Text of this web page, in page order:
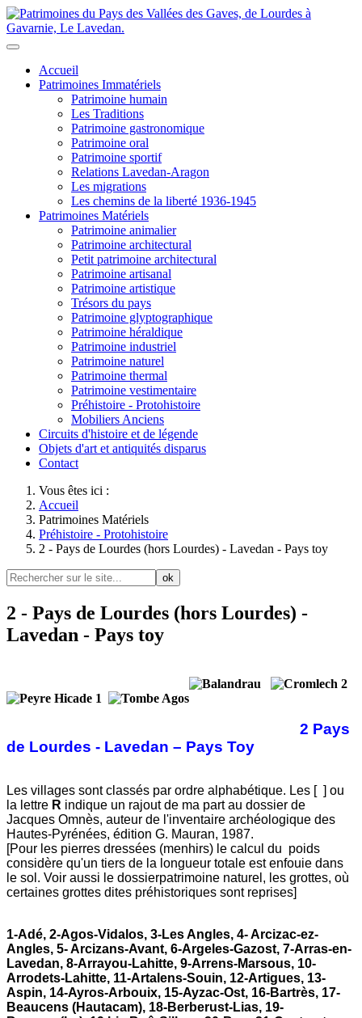
Accueil
Patrimoines Immatériels
Patrimoine humain
Les Traditions
Patrimoine gastronomique
Patrimoine oral
Patrimoine sportif
Relations Lavedan-Aragon
Les migrations
Les chemins de la liberté 1936-1945
Patrimoines Matériels
Patrimoine animalier
Patrimoine architectural
Petit patrimoine architectural
Patrimoine artisanal
Patrimoine artistique
Trésors du pays
Patrimoine glyptographique
Patrimoine héraldique
Patrimoine industriel
Patrimoine naturel
Patrimoine thermal
Patrimoine vestimentaire
Préhistoire - Protohistoire
Mobiliers Anciens
Circuits d'histoire et de légende
Objets d'art et antiquités disparus
Contact
Vous êtes ici :
Accueil
Patrimoines Matériels
Préhistoire - Protohistoire
2 - Pays de Lourdes (hors Lourdes) - Lavedan - Pays toy
ok
2 - Pays de Lourdes (hors Lourdes) -
Lavedan - Pays toy
2 Pays
de Lourdes - Lavedan – Pays Toy
Les villages sont classés par ordre alphabétique. Les [ ] ou
la lettre R indique un rajout de ma part au dossier de
Jacques Omnès, auteur de l'inventaire archéologique des
Hautes-Pyrénées, édition G. Mauran, 1987.
[Pour les pierres dressées (menhirs) le calcul du poids
considère qu'un tiers de la longueur totale est enfouie dans
le sol. Voir aussi le dossierpatrimoine naturel, les grottes, où
certaines grottes dites préhistoriques sont reprises]
1-Adé, 2-Agos-Vidalos, 3-Les Angles, 4- Arcizac-ez-
Angles, 5- Arcizans-Avant, 6-Argeles-Gazost, 7-Arras-en-
Lavedan, 8-Arrayou-Lahitte, 9-Arrens-Marsous, 10-
Arrodets-Lahitte, 11-Artalens-Souin, 12-Artigues, 13-
Aspin, 14-Ayros-Arbouix, 15-Ayzac-Ost, 16-Bartrès, 17-
Beaucens (Hautacam), 18-Berberust-Lias, 19-